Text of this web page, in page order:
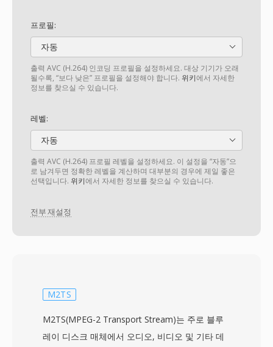
프로필:
자동
출력 AVC (H.264) 인코딩 프로필을 설정하세요. 대상 기기가 오래
될수록, “보다 낮은” 프로필을 설정해야 합니다. 위키에서 자세한
정보를 찾으실 수 있습니다.
레벨:
자동
출력 AVC (H.264) 프로필 레벨을 설정하세요. 이 설정을 “자동”으
로 남겨두면 정확한 레벨을 계산하며 대부분의 경우에 제일 좋은
선택입니다. 위키에서 자세한 정보를 찾으실 수 있습니다.
전부 재설정
M2TS
M2TS(MPEG-2 Transport Stream)는 주로 블루
레이 디스크 매체에서 오디오, 비디오 및 기타 데